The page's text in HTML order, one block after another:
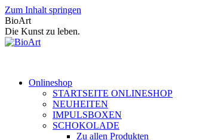
Zum Inhalt springen
BioArt
Die Kunst zu leben.
Onlineshop
STARTSEITE ONLINESHOP
NEUHEITEN
IMPULSBOXEN
SCHOKOLADE
Zu allen Produkten